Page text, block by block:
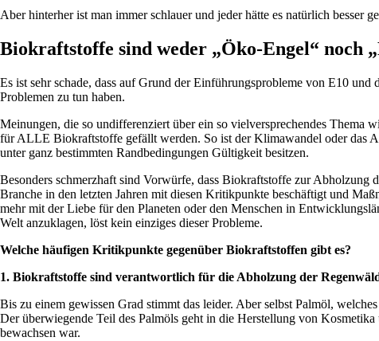
Aber hinterher ist man immer schlauer und jeder hätte es natürlich besser
Biokraftstoffe sind weder „Öko-Engel“ noch
Es ist sehr schade, dass auf Grund der Einführungsprobleme von E10
Problemen zu tun haben.
Meinungen, die so undifferenziert über ein so vielversprechendes Thema
für ALLE Biokraftstoffe gefällt werden. So ist der Klimawandel oder das
unter ganz bestimmten Randbedingungen Gültigkeit besitzen.
Besonders schmerzhaft sind Vorwürfe, dass Biokraftstoffe zur
Branche in den letzten Jahren mit diesen Kritikpunkte beschäftigt und
mehr mit der Liebe für den Planeten oder den Menschen in
Welt anzuklagen, löst kein einziges dieser Probleme.
Welche häufigen Kritikpunkte gegenüber Biokraftstoffen gibt es?
1. Biokraftstoffe sind verantwortlich für die Abholzung der
Bis zu einem gewissen Grad stimmt das leider. Aber selbst Palmöl,
Der überwiegende Teil des Palmöls geht in die Herstellung von
bewachsen war.